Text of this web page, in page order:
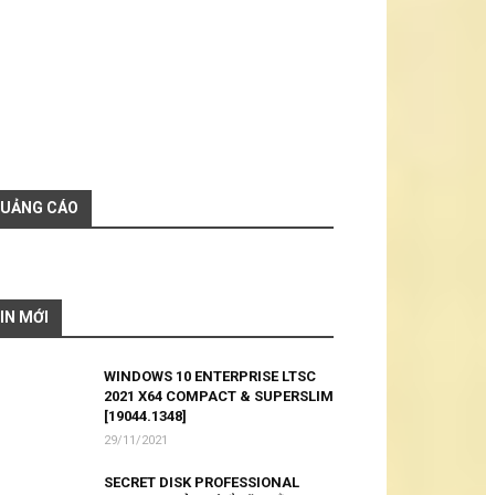
CÁO
MỚI
WINDOWS 10 ENTERPRISE LTSC
2021 X64 COMPACT & SUPERSLIM
[19044.1348]
29/11/2021
SECRET DISK PROFESSIONAL